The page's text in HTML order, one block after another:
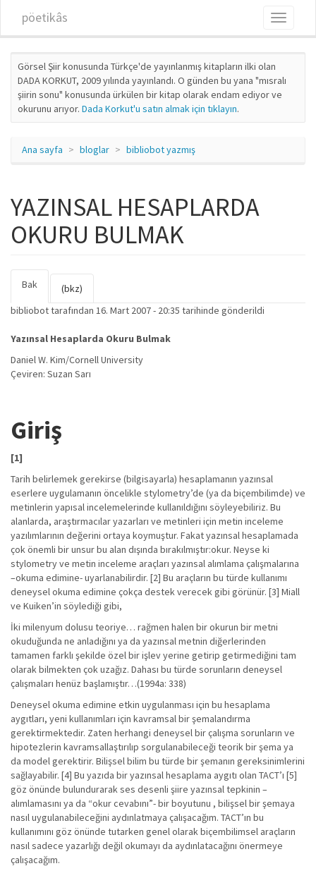
pöetikâs
Toggle
Görsel Şiir konusunda Türkçe'de yayınlanmış kitapların ilki olan
DADA KORKUT, 2009 yılında yayınlandı. O günden bu yana "mısralı
şiirin sonu" konusunda ürkülen bir kitap olarak endam ediyor ve
okurunu arıyor. Dada Korkut'u satın almak için tıklayın.
Ana sayfa bloglar bibliobot yazmış
YAZINSAL HESAPLARDA
OKURU BULMAK
Birincil sekmeler
Bak
sekme)
(bkz)
bibliobottarafından 16. Mart 2007 - 20:35 tarihinde gönderildi
Yazınsal Hesaplarda Okuru Bulmak
Daniel W. Kim/Cornell University
Çeviren: Suzan Sarı
Giriş
[1]
Tarih belirlemek gerekirse (bilgisayarla) hesaplamanın yazınsal
eserlere uygulamanın öncelikle stylometry’de (ya da biçembilimde) ve
metinlerin yapısal incelemelerinde kullanıldığını söyleyebiliriz. Bu
alanlarda, araştırmacılar yazarları ve metinleri için metin inceleme
yazılımlarının değerini ortaya koymuştur. Fakat yazınsal hesaplamada
çok önemli bir unsur bu alan dışında bırakılmıştır:okur. Neyse ki
stylometry ve metin inceleme araçları yazınsal alımlama çalışmalarına
–okuma edimine- uyarlanabilirdir. [2] Bu araçların bu türde kullanımı
deneysel okuma edimine çokça destek verecek gibi görünür. [3] Miall
ve Kuiken’in söylediği gibi,
İki milenyum dolusu teoriye… rağmen halen bir okurun bir metni
okuduğunda ne anladığını ya da yazınsal metnin diğerlerinden
tamamen farklı şekilde özel bir işlev yerine getirip getirmediğini tam
olarak bilmekten çok uzağız. Dahası bu türde sorunların deneysel
çalışmaları henüz başlamıştır…(1994a: 338)
Deneysel okuma edimine etkin uygulanması için bu hesaplama
aygıtları, yeni kullanımları için kavramsal bir şemalandırma
gerektirmektedir. Zaten herhangi deneysel bir çalışma sorunların ve
hipotezlerin kavramsallaştırılıp sorgulanabileceği teorik bir şema ya
da model gerektirir. Bilişsel bilim bu türde bir şemanın gereksinimlerini
sağlayabilir. [4] Bu yazıda bir yazınsal hesaplama aygıtı olan TACT’ı [5]
göz önünde bulundurarak ses desenli şiire yazınsal tepkinin –
alımlamasını ya da “okur cevabını”- bir boyutunu , bilişsel bir şemaya
nasıl uygulanabileceğini aydınlatmaya çalışacağım. TACT’ın bu
kullanımını göz önünde tutarken genel olarak biçembilimsel araçların
nasıl sadece yazarlığı değil okumayı da aydınlatacağını önermeye
çalışacağım.